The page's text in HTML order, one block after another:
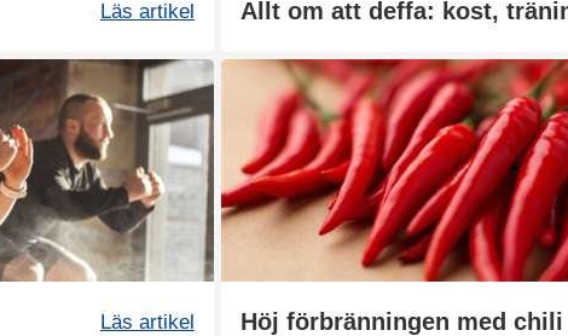
Läs artikel
Läs artikel Höj förbränningen med chili